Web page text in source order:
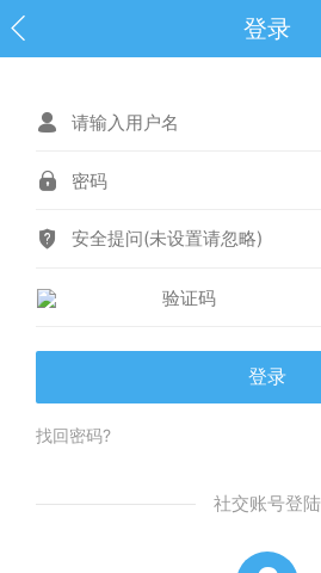
登录
安全提问(未设置请忽略)
登录
找回密码?
社交账号登陆